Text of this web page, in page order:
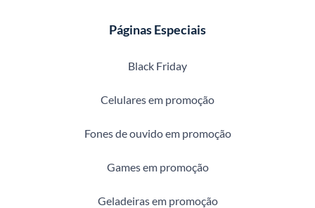
Páginas Especiais
Black Friday
Celulares em promoção
Fones de ouvido em promoção
Games em promoção
Geladeiras em promoção